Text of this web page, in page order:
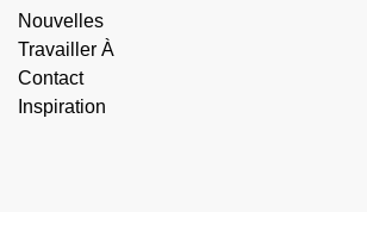
Nouvelles
Travailler À
Contact
Inspiration